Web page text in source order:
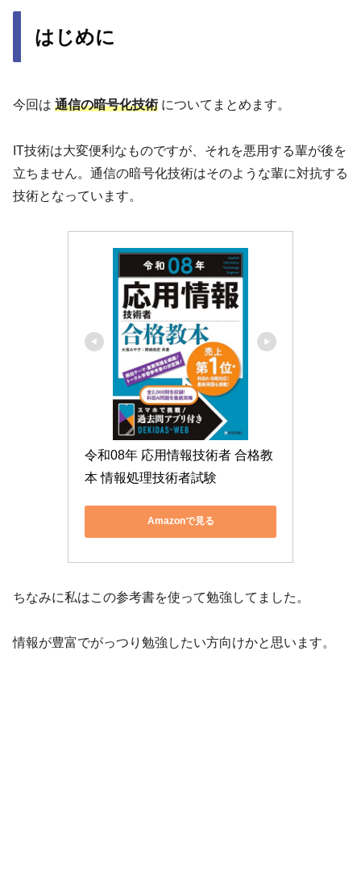
はじめに
今回は 通信の暗号化技術 についてまとめます。
IT技術は大変便利なものですが、それを悪用する輩が後を
立ちません。通信の暗号化技術はそのような輩に対抗する
技術となっています。
令和08年 応用情報技術者 合格教
本 情報処理技術者試験
Amazonで見る
ちなみに私はこの参考書を使って勉強してました。
情報が豊富でがっつり勉強したい方向けかと思います。